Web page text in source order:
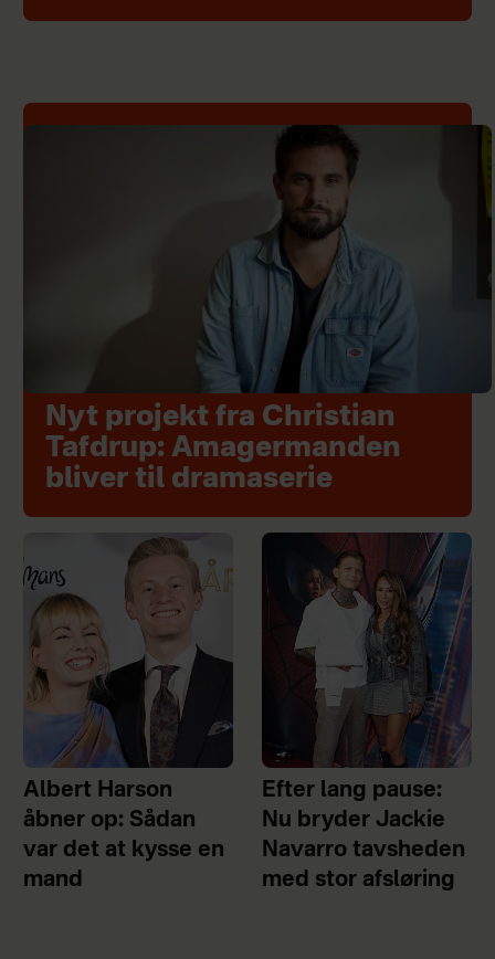
Nyt projekt fra Christian
Tafdrup: Amagermanden
bliver til dramaserie
Albert Harson
åbner op: Sådan
var det at kysse en
mand
Efter lang pause:
Nu bryder Jackie
Navarro tavsheden
med stor afsløring